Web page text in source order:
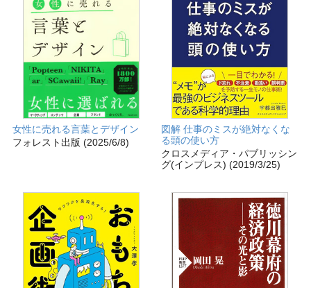
女性に売れる言葉とデザイン
フォレスト出版 (2025/6/8)
図解 仕事のミスが絶対なくな
る頭の使い方
クロスメディア・パブリッシン
グ(インプレス) (2019/3/25)